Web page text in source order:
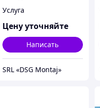
Услуга
Цену уточняйте
Написать
SRL «DSG Montaj»